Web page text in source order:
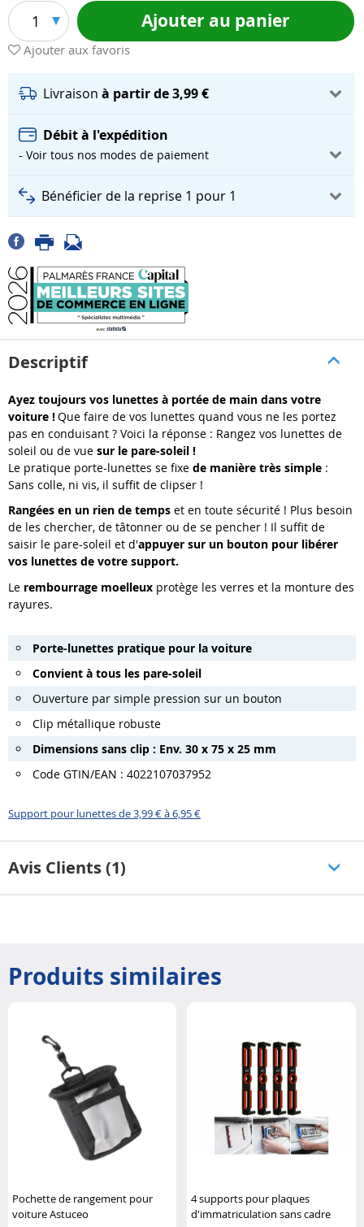
1 Ajouter au panier
Ajouter aux favoris
Livraison à partir de 3,99 €
Débit à l'expédition
- Voir tous nos modes de paiement
Bénéficier de la reprise 1 pour 1
Descriptif
Ayez toujours vos lunettes à portée de main dans votre
voiture !Que faire de vos lunettes quand vous ne les portez
pas en conduisant ? Voici la réponse : Rangez vos lunettes de
soleil ou de vue sur le pare-soleil !
Le pratique porte-lunettes se fixe de manière très simple :
Sans colle, ni vis, il suffit de clipser !
Rangées en un rien de temps et en toute sécurité ! Plus besoin
de les chercher, de tâtonner ou de se pencher ! Il suffit de
saisir le pare-soleil et d'appuyer sur un bouton pour libérer
vos lunettes de votre support.
Le rembourrage moelleux protège les verres et la monture des
rayures.
Porte-lunettes pratique pour la voiture
Convient à tous les pare-soleil
Ouverture par simple pression sur un bouton
Clip métallique robuste
Dimensions sans clip : Env. 30 x 75 x 25 mm
Code GTIN/EAN : 4022107037952
Support pour lunettes de 3,99 € à 6,95 €
Avis Clients (1)
Produits similaires
Pochette de rangement pour
voiture Astuceo
4 supports pour plaques
d'immatriculation sans cadre